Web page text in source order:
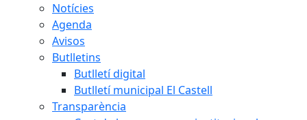
Notícies
Agenda
Avisos
Butlletins
Butlletí digital
Butlletí municipal El Castell
Transparència